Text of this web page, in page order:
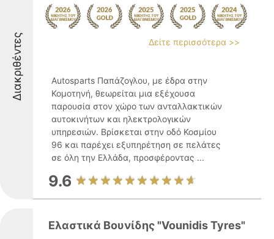
Διακριθέντες Δείτε περισσότερα >>
Autosparts Παπάζογλου, με έδρα στην
Κομοτηνή, θεωρείται μια εξέχουσα
παρουσία στον χώρο των ανταλλακτικών
αυτοκινήτων και ηλεκτρολογικών
υπηρεσιών. Βρίσκεται στην οδό Κοσμίου
96 και παρέχει εξυπηρέτηση σε πελάτες
σε όλη την Ελλάδα, προσφέροντας ...
9.6
Ελαστικά Βουνίδης "Vounidis Tyres"